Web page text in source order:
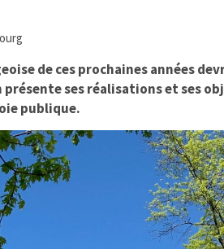
de ces prochaines années
présente ses réalisations et ses
publique.